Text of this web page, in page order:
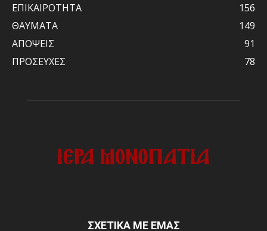
ΕΠΙΚΑΙΡΟΤΗΤΑ
156
ΘΑΥΜΑΤΑ
149
ΑΠΟΨΕΙΣ
91
ΠΡΟΣΕΥΧΕΣ
78
ΣΧΕΤΙΚΑ ΜΕ ΕΜΑΣ